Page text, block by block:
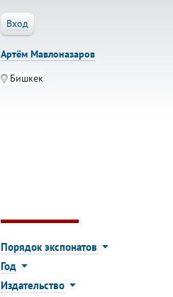
Вход
Артём Мавлоназаров
Бишкек
Порядок экспонатов
Год
Издательство